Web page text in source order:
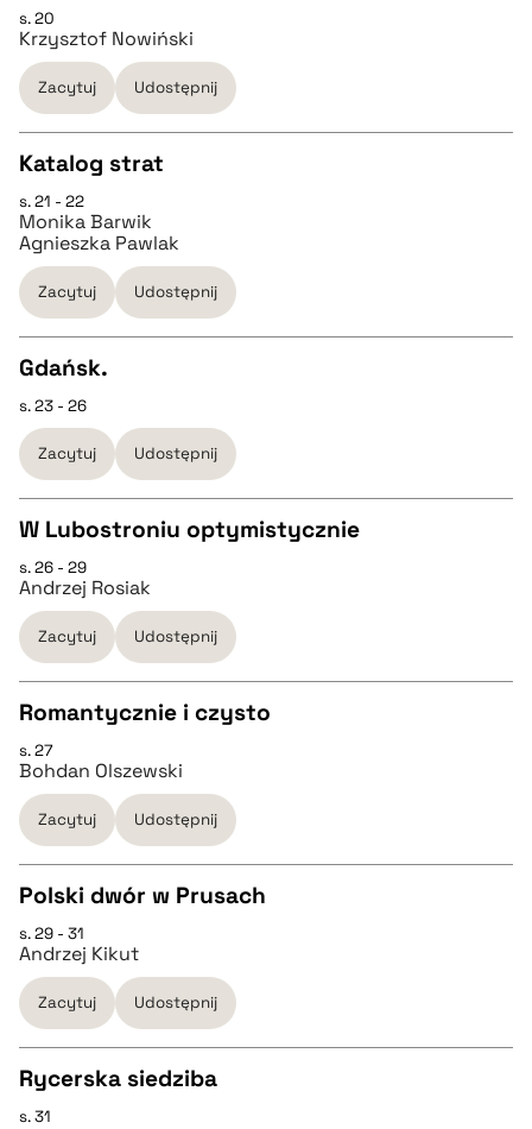
pobierz cytat
CZYSTY TEKST
pobierz cytat
BIBTEX
pobierz cytat
s. 20
Krzysztof Nowiński
Zacytuj Udostępnij
CZYSTY TEKST
pobierz cytat
pobierz cytat
Katalog strat
s. 21 - 22
Monika Barwik
Agnieszka Pawlak
Zacytuj Udostępnij
CZYSTY TEKST
pobierz cytat
BIBTEX
pobierz cytat
Gdańsk.
s. 23 - 26
Zacytuj Udostępnij
CZYSTY TEKST
pobierz cytat
BIBTEX
pobierz cytat
W Lubostroniu optymistycznie
s. 26 - 29
Andrzej Rosiak
Zacytuj Udostępnij
CZYSTY TEKST
pobierz cytat
BIBTEX
pobierz cytat
Romantycznie i czysto
s. 27
Bohdan Olszewski
Zacytuj Udostępnij
CZYSTY TEKST
pobierz cytat
BIBTEX
Polski dwór w Prusach
s. 29 - 31
Andrzej Kikut
Zacytuj Udostępnij
Rycerska siedziba
s. 31